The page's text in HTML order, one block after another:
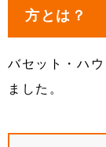
方とは？
バセット・ハ
ました。